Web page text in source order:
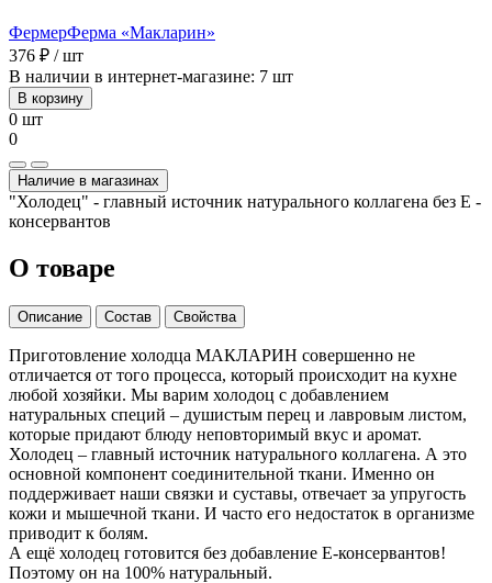
ФермерФерма «Макларин»
376 ₽ / шт
В наличии в интернет-магазине: 7 шт
В корзину
0 шт
0
Наличие в магазинах
"Холодец" - главный источник натурального коллагена без Е -
консервантов
О товаре
Описание Состав Свойства
Приготовление холодца МАКЛАРИН совершенно не
отличается от того процесса, который происходит на кухне
любой хозяйки. Мы варим холодоц с добавлением
натуральных специй – душистым перец и лавровым листом,
которые придают блюду неповторимый вкус и аромат.
Холодец – главный источник натурального коллагена. А это
основной компонент соединительной ткани. Именно он
поддерживает наши связки и суставы, отвечает за упругость
кожи и мышечной ткани. И часто его недостаток в организме
приводит к болям.
А ещё холодец готовится без добавление Е-консервантов!
Поэтому он на 100% натуральный.